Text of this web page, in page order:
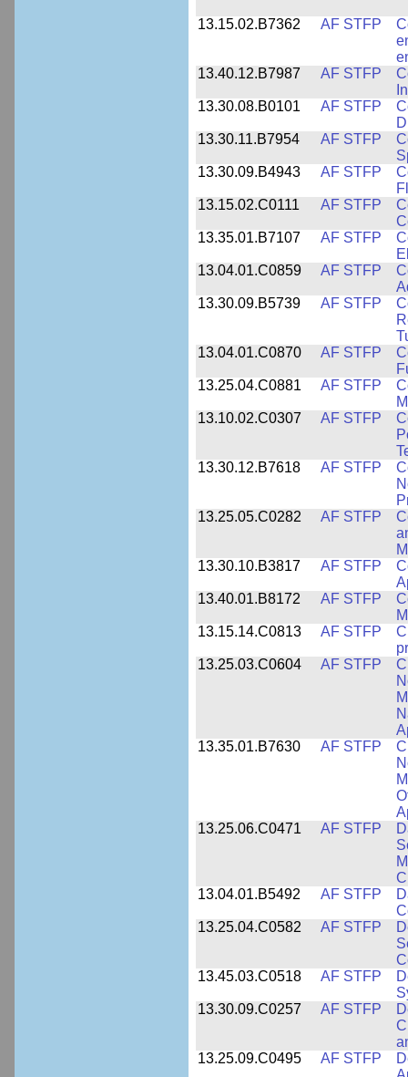
13.15.02.B7362 AF STFP
13.40.12.B7987
AF STFP
13.30.08.B0101
AF STFP
13.30.11.B7954
AF STFP
13.30.09.B4943
AF STFP
13.15.02.C0111
AF STFP
13.35.01.B7107
AF STFP
13.04.01.C0859
AF STFP
13.30.09.B5739
AF STFP
13.04.01.C0870
AF STFP
13.25.04.C0881
AF STFP
13.10.02.C0307
AF STFP
13.30.12.B7618
AF STFP
13.25.05.C0282
AF STFP
13.30.10.B3817
AF STFP
13.40.01.B8172
AF STFP
13.15.14.C0813
AF STFP
13.25.03.C0604
AF STFP
13.35.01.B7630
AF STFP
13.25.06.C0471
AF STFP
13.04.01.B5492
AF STFP
13.25.04.C0582
AF STFP
13.45.03.C0518
AF STFP
13.30.09.C0257
AF STFP
13.25.09.C0495
AF STFP